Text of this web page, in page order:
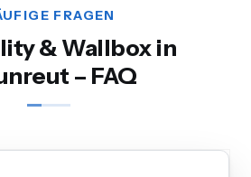
FRAGEN
& Wallbox in
– FAQ